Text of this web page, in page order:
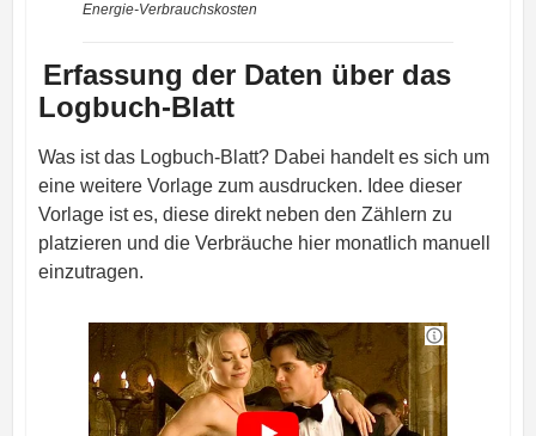
Energie-Verbrauchskosten
Erfassung der Daten über das
Logbuch-Blatt
Was ist das Logbuch-Blatt? Dabei handelt es sich um
eine weitere Vorlage zum ausdrucken. Idee dieser
Vorlage ist es, diese direkt neben den Zählern zu
platzieren und die Verbräuche hier monatlich manuell
einzutragen.